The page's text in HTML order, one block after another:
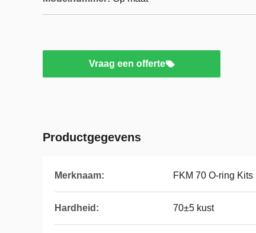
Vraag een offerte
Productgegevens
Merknaam: FKM 70 O-ring Kits
Hardheid: 70±5 kust